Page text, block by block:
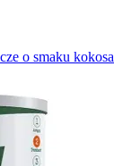
o smaku kokosa